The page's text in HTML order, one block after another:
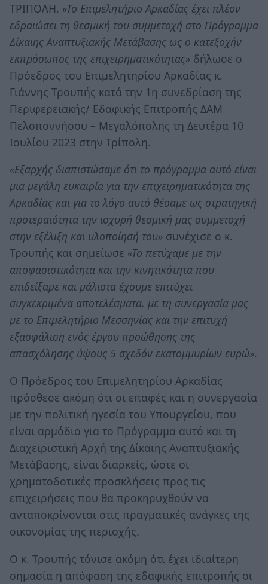
ΤΡΙΠΟΛΗ. «Το Επιμελητήριο Αρκαδίας έχει πλέον
εδραιώσει τη θεσμική του συμμετοχή στο Πρόγραμμα
Δίκαιης Αναπτυξιακής Μετάβασης ως ο κατεξοχήν
εκπρόσωπος της επιχειρηματικότητας» δήλωσε ο
Πρόεδρος του Επιμελητηρίου Αρκαδίας κ.
Γιάννης Τρουπής κατά την 1η συνεδρίαση της
Περιφερειακής/ Εδαφικής Επιτροπής ΔΑΜ
Πελοποννήσου – Μεγαλόπολης τη Δευτέρα 10
Ιουλίου 2023 στην Τρίπολη.
«Εξαρχής διαπιστώσαμε ότι το πρόγραμμα αυτό είναι
μια μεγάλη ευκαιρία για την επιχειρηματικότητα της
Αρκαδίας και για το λόγο αυτό θέσαμε ως στρατηγική
προτεραιότητα την ισχυρή θεσμική μας συμμετοχή
στην εξέλιξη και υλοποίησή του» συνέχισε ο κ.
Τρουπής και σημείωσε «Το πετύχαμε με την
αποφασιστικότητα και την κινητικότητα που
επιδείξαμε και μάλιστα έχουμε επιτύχει
συγκεκριμένα αποτελέσματα, με τη συνεργασία μας
με το Επιμελητήριο Μεσσηνίας και την επιτυχή
εξασφάλιση ενός έργου προώθησης της
απασχόλησης ύψους 5 σχεδόν εκατομμυρίων ευρώ».
Ο Πρόεδρος του Επιμελητηρίου Αρκαδίας
πρόσθεσε ακόμη ότι οι επαφές και η συνεργασία
με την πολιτική ηγεσία του Υπουργείου, που
είναι αρμόδιο για το Πρόγραμμα αυτό και τη
Διαχειριστική Αρχή της Δίκαιης Αναπτυξιακής
Μετάβασης, είναι διαρκείς, ώστε οι
χρηματοδοτικές προσκλήσεις προς τις
επιχειρήσεις που θα προκηρυχθούν να
ανταποκρίνονται στις πραγματικές ανάγκες της
οικονομίας της περιοχής.
Ο κ. Τρουπής τόνισε ακόμη ότι έχει ιδιαίτερη
σημασία η απόφαση της εδαφικής επιτροπής οι